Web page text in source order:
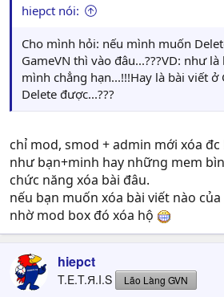
hiepct nói:
Cho mình hỏi: nếu mình muốn
GameVN thì vào đâu...???VD: như
mình chẳng hạn...!!!Hay là bài viết ở
Delete được...???
chỉ mod, smod + admin mới xóa
như bạn+minh hay những mem
chức năng xóa bài đâu.
nếu bạn muốn xóa bài viết nào
nhờ mod box đó xóa hộ
hiepct
T.E.T.Я.I.S Lão Làng GVN